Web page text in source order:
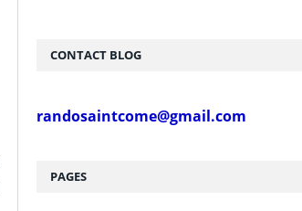
PAGES
CONTACT BLOG
randosaintcome@gmail.com